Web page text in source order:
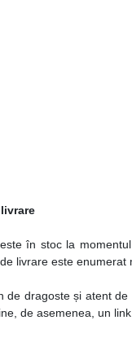
în stoc la
livrare este enumerat
de dragoste și atent
de asemenea, un